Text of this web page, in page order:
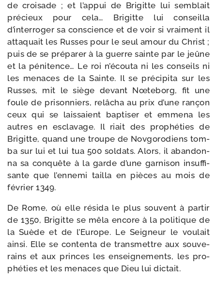
de croi­sade ; et l’appui de Brigitte lui sem­blait
pré­cieux pour cela… Brigitte lui conseilla
d’interroger sa con­science et de voir si vrai­ment il
atta­quait les Russes pour le seul amour du Christ ;
puis de se pré­pa­rer à la guerre sainte par le jeûne
et la péni­tence… Le roi n’écouta ni les conseils ni
les menaces de la Sainte. Il se pré­ci­pi­ta sur les
Russes, mit le siège devant Nœteborg, fit une
foule de pri­son­niers, relâ­cha au prix d’une ran­çon
ceux qui se lais­saient bap­ti­ser et emme­na les
autres en escla­vage. Il riait des pro­phé­ties de
Brigitte, quand une troupe de Novgorodiens tom­
ba sur lui et lui tua 500 sol­dats. Alors, il aban­don­
na sa conquête à la garde d’une gar­ni­son insuf­fi­
sante que l’ennemi tailla en pièces au mois de
février 1349.
De Rome, où elle rési­da le plus sou­vent à par­tir
de 1350, Brigitte se mêla encore à la poli­tique de
la Suède et de l’Europe. Le Seigneur le vou­lait
ain­si. Elle se conten­ta de trans­mettre aux sou­ve­
rains et aux princes les ensei­gne­ments, les pro­
phé­ties et les menaces que Dieu lui dictait.